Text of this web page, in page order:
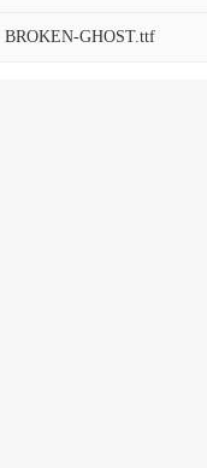
BROKEN-GHOST.ttf